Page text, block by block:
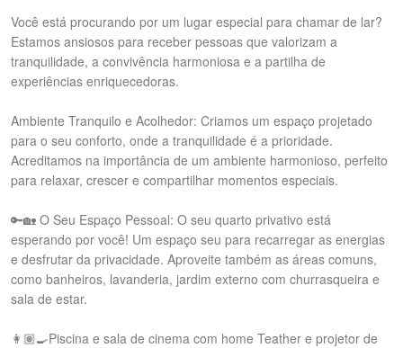
Você está procurando por um lugar especial para chamar de lar?
Estamos ansiosos para receber pessoas que valorizam a
tranquilidade, a convivência harmoniosa e a partilha de
experiências enriquecedoras.
Ambiente Tranquilo e Acolhedor: Criamos um espaço projetado
para o seu conforto, onde a tranquilidade é a prioridade.
Acreditamos na importância de um ambiente harmonioso, perfeito
para relaxar, crescer e compartilhar momentos especiais.
🔑🏡 O Seu Espaço Pessoal: O seu quarto privativo está
esperando por você! Um espaço seu para recarregar as energias
e desfrutar da privacidade. Aproveite também as áreas comuns,
como banheiros, lavanderia, jardim externo com churrasqueira e
sala de estar.
👩🏽‍🍳Piscina e sala de cinema com home Teather e projetor de